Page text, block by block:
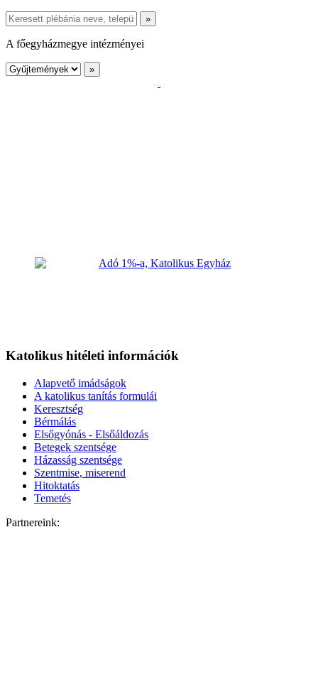
A főegyházmegye intézményei
Katolikus hitéleti információk
Alapvető imádságok
A katolikus tanítás formulái
Keresztség
Bérmálás
Elsőgyónás - Elsőáldozás
Betegek szentsége
Házasság szentsége
Szentmise, miserend
Hitoktatás
Temetés
Partnereink: